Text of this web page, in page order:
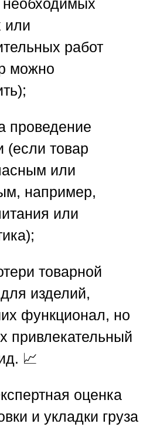
или
работ
можно
проведение
(если товар
или
например,
или
товарной
изделий,
функционал, но
привлекательный
📈
оценка
и укладки груза